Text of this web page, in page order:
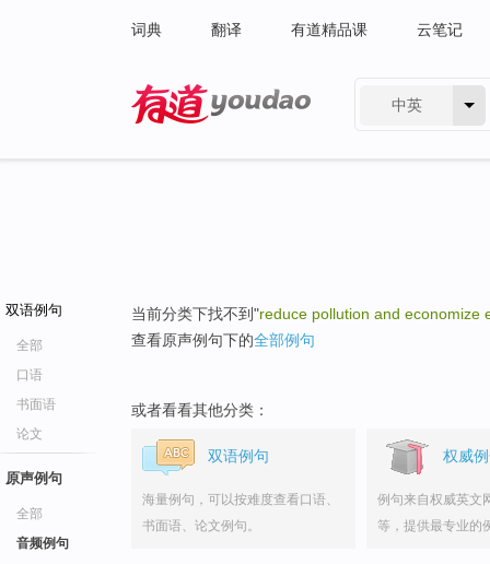
词典 翻译 有道精品课 云笔记
中英
双语例句
全部
口语
书面语
论文
原声例句
全部
音频例句
当前分类下找不到"reduce pollution and economize
查看原声例句下的全部例句
或者看看其他分类：
双语例句
海量例句，可以按难度查看口语、
书面语、论文例句。
权威
例句来自权威英文
等，提供最专业的